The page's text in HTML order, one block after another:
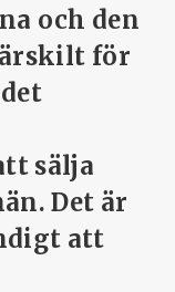
och den
för
sälja
Det är
att